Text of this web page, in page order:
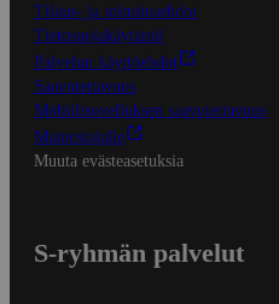
Tilaus- ja toimitusehdot
Tietosuojakäytäntö
Palvelun käyttöehdot
Saavutettavuus
Mobiilisovelluksen saavutettavuus
Mainostajalle
Muuta evästeasetuksia
S-ryhmän palvelut